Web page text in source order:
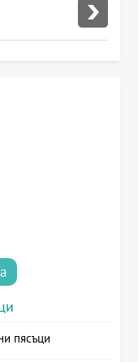
пясъци